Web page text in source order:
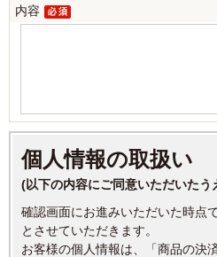
内容
個人情報の取扱い
(以下の内容にご同意いただいたう
確認画面にお進みいただいた時点
とさせていただきます。
お客様の個人情報は、「商品の決